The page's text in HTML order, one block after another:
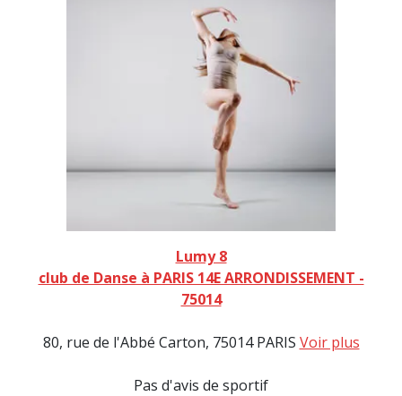
Lumy 8
club de Danse à PARIS 14E ARRONDISSEMENT -
75014
80, rue de l'Abbé Carton, 75014 PARIS Voir plus
Pas d'avis de sportif